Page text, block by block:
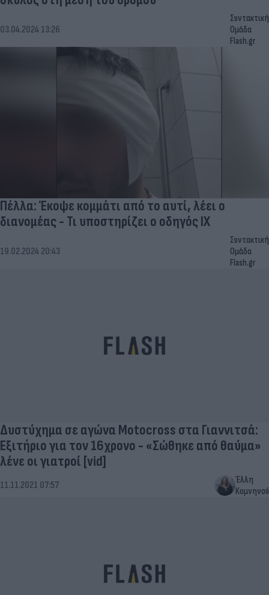
03.04.2024 13:26
Συντακτική
Ομάδα
Flash.gr
Πέλλα: Έκοψε κομμάτι από το αυτί, λέει ο
διανομέας - Τι υποστηρίζει ο οδηγός ΙΧ
19.02.2024 20:43
Συντακτική
Ομάδα
Flash.gr
Δυστύχημα σε αγώνα Motocross στα Γιαννιτσά:
Εξιτήριο για τον 16χρονο - «Σώθηκε από θαύμα»
λένε οι γιατροί [vid]
11.11.2021 07:57
Έλλη
Κομνηνού